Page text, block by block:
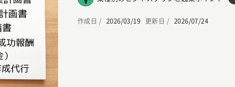
作成日 / 2026/03/19 更新日 / 2026/07/24